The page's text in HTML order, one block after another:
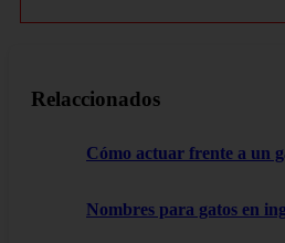
Relaccionados
Cómo actuar frente a un
Nombres para gatos en